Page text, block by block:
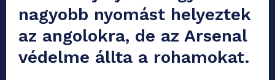
nagyobb nyomást helyeztek
az angolokra, de az Arsenal
védelme állta a rohamokat.